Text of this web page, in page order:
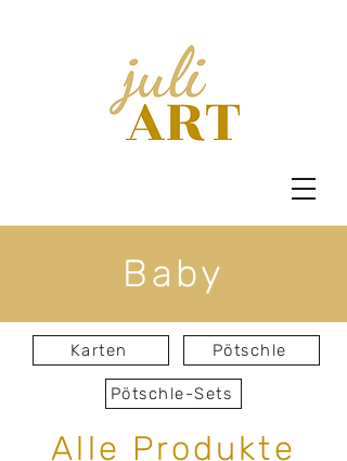
Baby
Karten Pötschle
Pötschle-Sets
Alle Produkte